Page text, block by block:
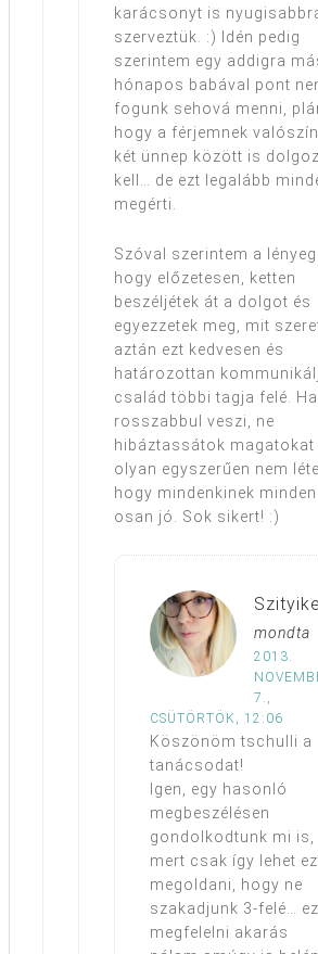
karácsonyt is
szerveztük. :) Idén pedig
szerintem egy addigra
hónapos babával pont
fogunk sehová menni,
hogy a férjemnek
két ünnep között is
kell… de ezt legalább
megérti.
Szóval szerintem a lényeg
hogy előzetesen, ketten
beszéljétek át a dolgot és
egyezzetek meg, mit
aztán ezt kedvesen és
határozottan
család többi tagja felé.
rosszabbul veszi, ne
hibáztassátok magatokat
olyan egyszerűen nem
hogy mindenkinek minden
osan jó. Sok sikert! :)
Szityike
mondta
2013.
7.,
CSÜTÖRTÖK, 12:06
Köszönöm tschulli a
tanácsodat!
Igen, egy hasonló
megbeszélésen
gondolkodtunk mi is,
mert csak így lehet
megoldani, hogy ne
szakadjunk 3-felé…
megfelelni akarás